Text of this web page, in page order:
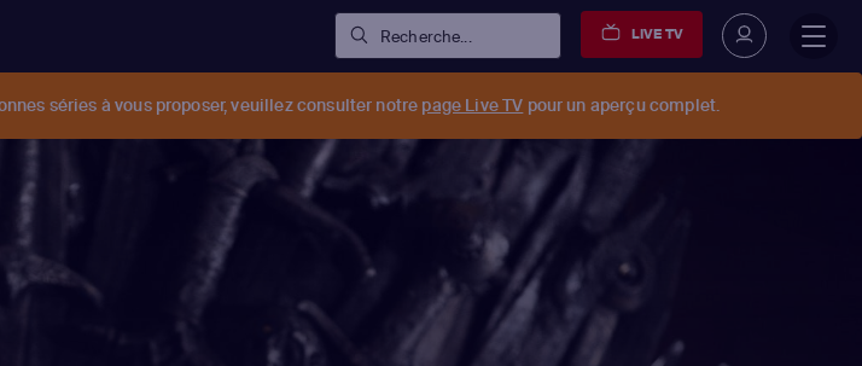
Recherche... LIVE TV
séries à vous proposer, veuillez consulter notre page Live TV pour un aperçu complet.